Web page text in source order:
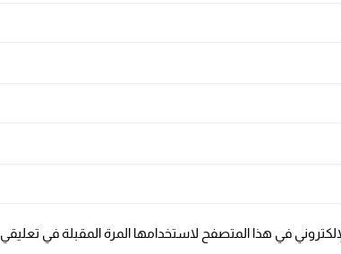
في هذا المتصفح لاستخدامها المرة المقبلة في تعليقي.